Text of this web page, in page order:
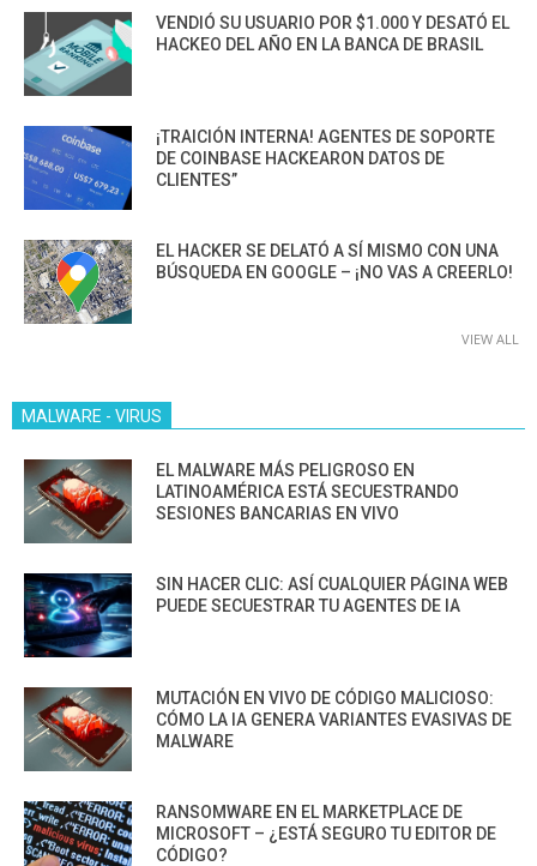
VENDIÓ SU USUARIO POR $1.000 Y DESATÓ EL
HACKEO DEL AÑO EN LA BANCA DE BRASIL
¡TRAICIÓN INTERNA! AGENTES DE SOPORTE
DE COINBASE HACKEARON DATOS DE
CLIENTES”
EL HACKER SE DELATÓ A SÍ MISMO CON UNA
BÚSQUEDA EN GOOGLE – ¡NO VAS A CREERLO!
VIEW ALL
MALWARE - VIRUS
EL MALWARE MÁS PELIGROSO EN
LATINOAMÉRICA ESTÁ SECUESTRANDO
SESIONES BANCARIAS EN VIVO
SIN HACER CLIC: ASÍ CUALQUIER PÁGINA WEB
PUEDE SECUESTRAR TU AGENTES DE IA
MUTACIÓN EN VIVO DE CÓDIGO MALICIOSO:
CÓMO LA IA GENERA VARIANTES EVASIVAS DE
MALWARE
RANSOMWARE EN EL MARKETPLACE DE
MICROSOFT – ¿ESTÁ SEGURO TU EDITOR DE
CÓDIGO?